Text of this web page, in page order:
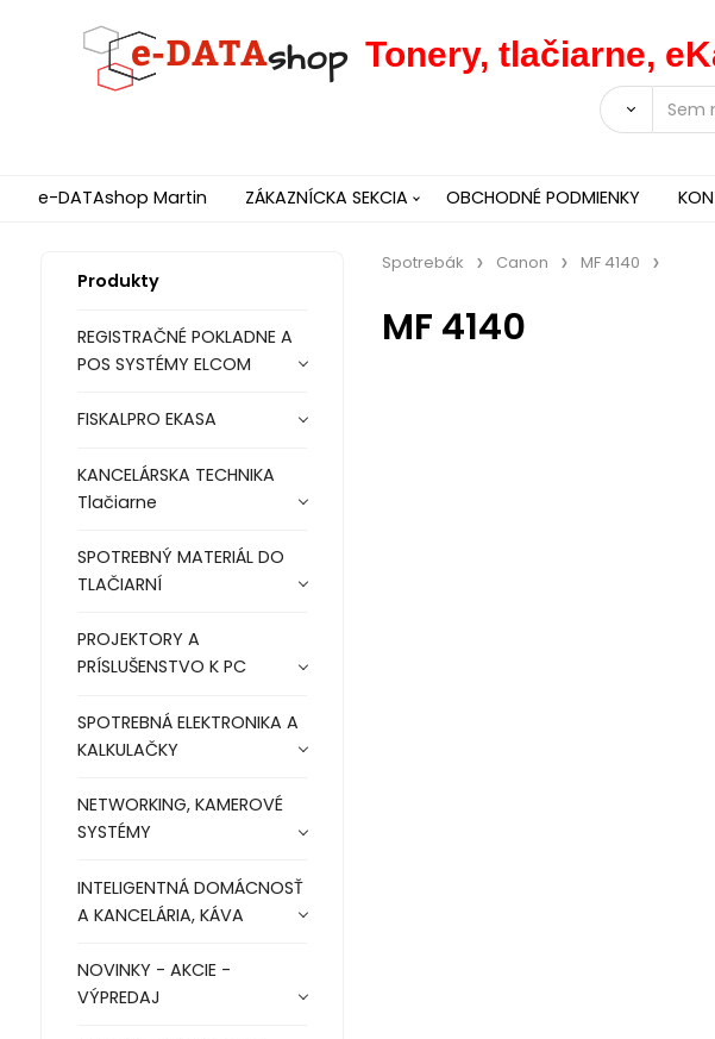
Tonery, tlačiarne,
e-DATAshop Martin ZÁKAZNÍCKA SEKCIA OBCHODNÉ PODMIENKY
Produkty
REGISTRAČNÉ POKLADNE A
POS SYSTÉMY ELCOM
FISKALPRO EKASA
KANCELÁRSKA TECHNIKA
Tlačiarne
SPOTREBNÝ MATERIÁL DO
TLAČIARNÍ
PROJEKTORY A
PRÍSLUŠENSTVO K PC
SPOTREBNÁ ELEKTRONIKA A
KALKULAČKY
NETWORKING, KAMEROVÉ
SYSTÉMY
INTELIGENTNÁ DOMÁCNOSŤ
A KANCELÁRIA, KÁVA
NOVINKY - AKCIE -
VÝPREDAJ
Spotrebák Canon MF 4140
MF 4140